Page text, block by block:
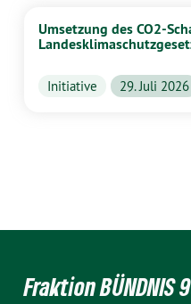
Umsetzung des CO2-
Initiative 29. Juli 2026
Fraktion BÜNDNIS